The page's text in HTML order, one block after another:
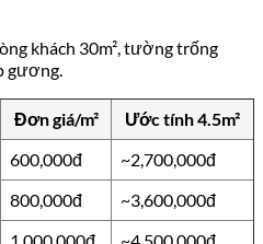
khách 30m², tường trống
gương.
Đơn giá/m²
Ước tính 4.5m²
600,000đ
~2,700,000đ
800,000đ
~3,600,000đ